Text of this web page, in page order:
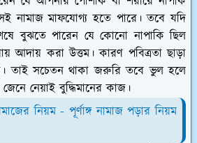
নামাজ মাফযোগ্য হতে পারে। তবে যদি
বুঝতে পারেন যে কোনো নাপাকি ছিল
আদায় করা উত্তম। কারণ পবিত্রতা ছাড়া
তাই সচেতন থাকা জরুরি তবে ভুল হলে
নেয়াই বুদ্ধিমানের কাজ।
নিয়ম - পূর্ণাঙ্গ নামাজ পড়ার নিয়ম